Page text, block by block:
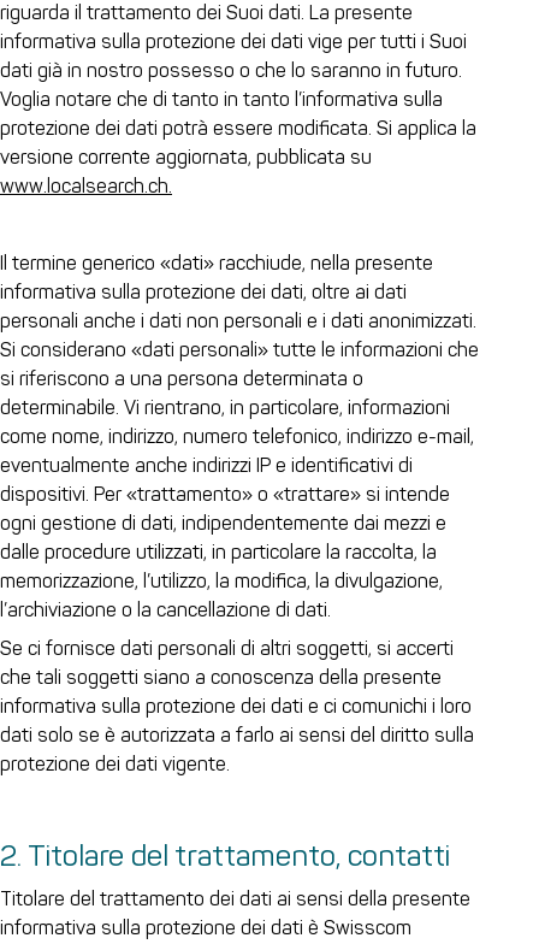
riguarda il trattamento dei Suoi dati. La presente
informativa sulla protezione dei dati vige per tutti i Suoi
dati già in nostro possesso o che lo saranno in futuro.
Voglia notare che di tanto in tanto l’informativa sulla
protezione dei dati potrà essere modificata. Si applica la
versione corrente aggiornata, pubblicata su
www.localsearch.ch.
Il termine generico «dati» racchiude, nella presente
informativa sulla protezione dei dati, oltre ai dati
personali anche i dati non personali e i dati anonimizzati.
Si considerano «dati personali» tutte le informazioni che
si riferiscono a una persona determinata o
determinabile. Vi rientrano, in particolare, informazioni
come nome, indirizzo, numero telefonico, indirizzo e-mail,
eventualmente anche indirizzi IP e identificativi di
dispositivi. Per «trattamento» o «trattare» si intende
ogni gestione di dati, indipendentemente dai mezzi e
dalle procedure utilizzati, in particolare la raccolta, la
memorizzazione, l’utilizzo, la modifica, la divulgazione,
l’archiviazione o la cancellazione di dati.
Se ci fornisce dati personali di altri soggetti, si accerti
che tali soggetti siano a conoscenza della presente
informativa sulla protezione dei dati e ci comunichi i loro
dati solo se è autorizzata a farlo ai sensi del diritto sulla
protezione dei dati vigente.
2. Titolare del trattamento, contatti
Titolare del trattamento dei dati ai sensi della presente
informativa sulla protezione dei dati è Swisscom